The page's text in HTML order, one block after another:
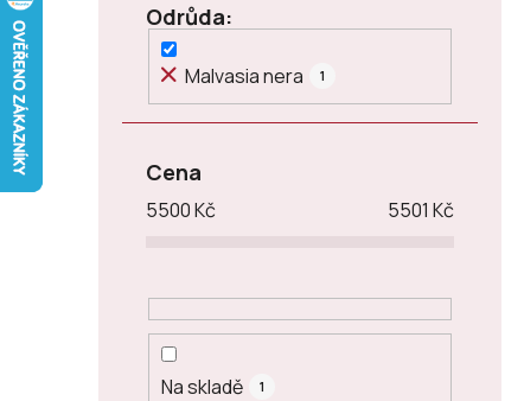
Odrůda
Malvasia nera 1
Cena
5500Kč 5501 Kč
Na skladě 1